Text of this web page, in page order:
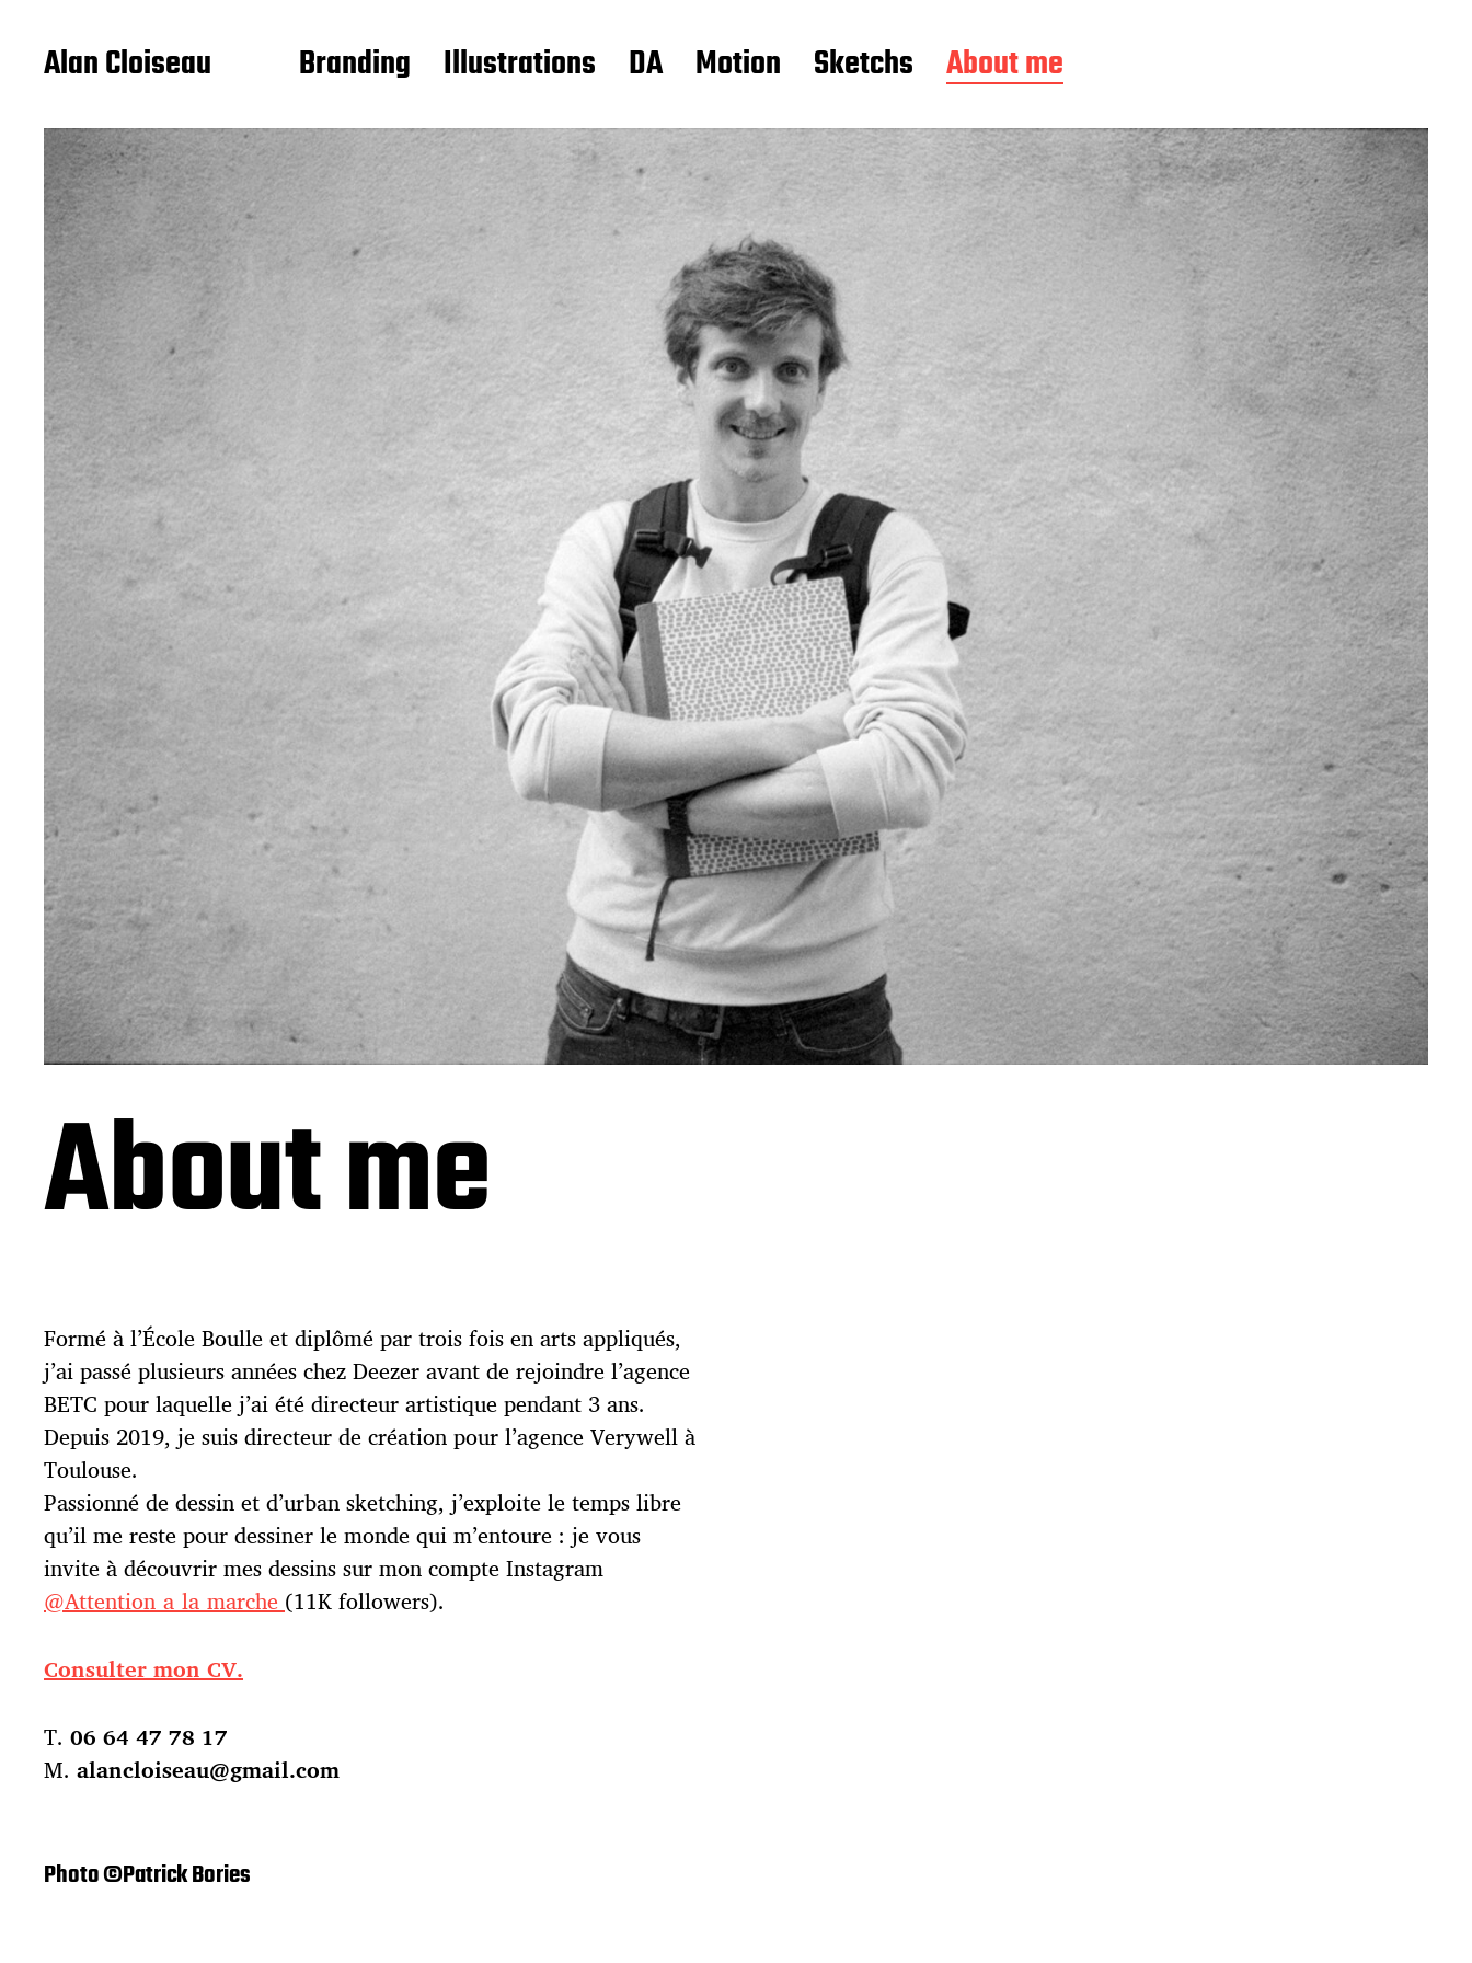
Alan Cloiseau Branding Illustrations DA Motion Sketchs About me
About me
Formé à l’École Boulle et diplômé par trois fois en arts appliqués,
j’ai passé plusieurs années chez Deezer avant de rejoindre l’agence
BETC pour laquelle j’ai été directeur artistique pendant 3 ans.
Depuis 2019, je suis directeur de création pour l’agence Verywell à
Toulouse.
Passionné de dessin et d’urban sketching, j’exploite le temps libre
qu’il me reste pour dessiner le monde qui m’entoure : je vous
invite à découvrir mes dessins sur mon compte Instagram
@Attention_a_la_marche (11K followers).
Consulter mon CV.
T. 06 64 47 78 17
M. alancloiseau@gmail.com
Photo ©Patrick Bories